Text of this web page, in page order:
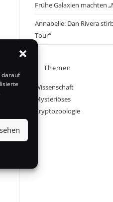
darauf
Frühe Galaxien machten
Annabelle: Dan Rivera
Tour“
Themen
Wissenschaft
Mysteriöses
Kryptozoologie